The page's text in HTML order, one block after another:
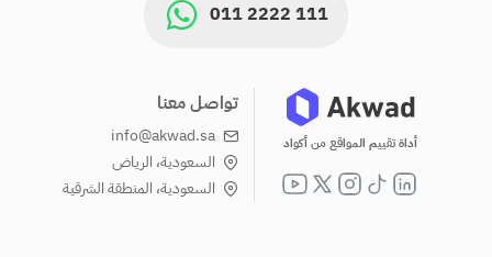
011 2222 111
أداة تقييم المواقع من أكواد
تواصل معنا
info@akwad.sa
السعودية، الرياض
السعودية، المنطقة الشرقية